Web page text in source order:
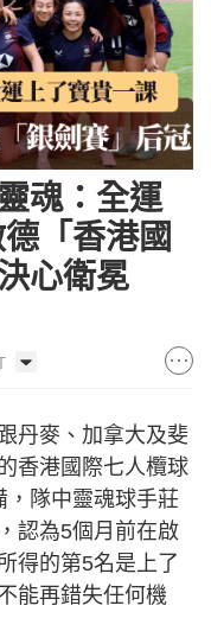
魂：全運
「香港國
心衛冕
丹麥、加拿大及斐
香港國際七人欖球
隊中靈魂球手莊
認為5個月前在啟
得的第5名是上了
能再錯失任何機